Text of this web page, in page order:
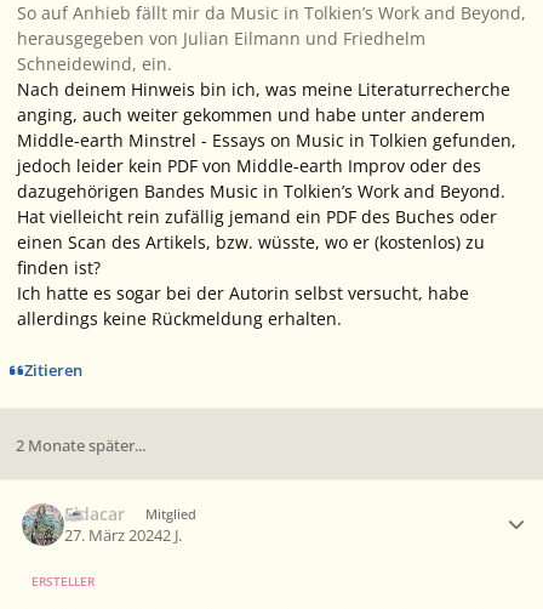
So auf Anhieb fällt mir da Music in Tolkien’s Work and Beyond,
herausgegeben von Julian Eilmann und Friedhelm
Schneidewind, ein.
Nach deinem Hinweis bin ich, was meine Literaturrecherche
anging, auch weiter gekommen und habe unter anderem
Middle-earth Minstrel - Essays on Music in Tolkien gefunden,
jedoch leider kein PDF von Middle-earth Improv oder des
dazugehörigen Bandes Music in Tolkien’s Work and Beyond.
Hat vielleicht rein zufällig jemand ein PDF des Buches oder
einen Scan des Artikels, bzw. wüsste, wo er (kostenlos) zu
finden ist?
Ich hatte es sogar bei der Autorin selbst versucht, habe
allerdings keine Rückmeldung erhalten.
Zitieren
2 Monate später...
Eldacar Mitglied
27. März 20242 J.
ERSTELLER